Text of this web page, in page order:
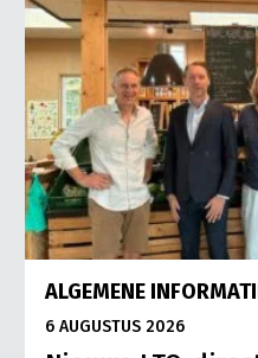
ALGEMENE
6 AUGUSTUS 2026